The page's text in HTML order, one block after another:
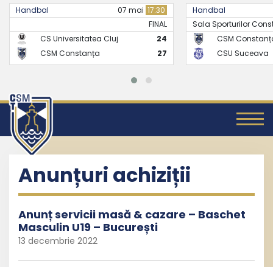
Handbal 21 mai17:30
FINAL
CSM Constanța
26
CSU Suceava
24
Handbal
CS
CSM
Anunțuri achiziții
Anunț servicii masă & cazare – Baschet
Masculin U19 – București
13 decembrie 2022